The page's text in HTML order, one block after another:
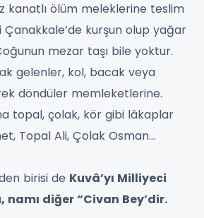
kanatlı ölüm meleklerine teslim
Çanakkale’de kurşun olup yağar
mezar taşı bile yoktur.
gelenler, kol, bacak veya
döndüler memleketlerine.
topal, çolak, kör gibi lâkaplar
Topal Ali, Çolak Osman…
birisi de Kuvâ’yı Milliyeci
diğer “Civan Bey’dir.